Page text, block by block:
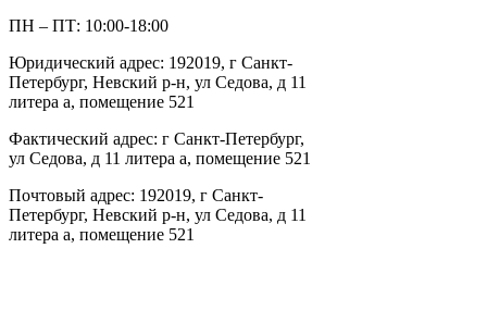
ПН – ПТ: 10:00-18:00
Юридический адрес: 192019, г Санкт-
Петербург, Невский р-н, ул Седова, д 11
литера а, помещение 521
Фактический адрес: г Санкт-Петербург,
ул Седова, д 11 литера а, помещение 521
Почтовый адрес: 192019, г Санкт-
Петербург, Невский р-н, ул Седова, д 11
литера а, помещение 521